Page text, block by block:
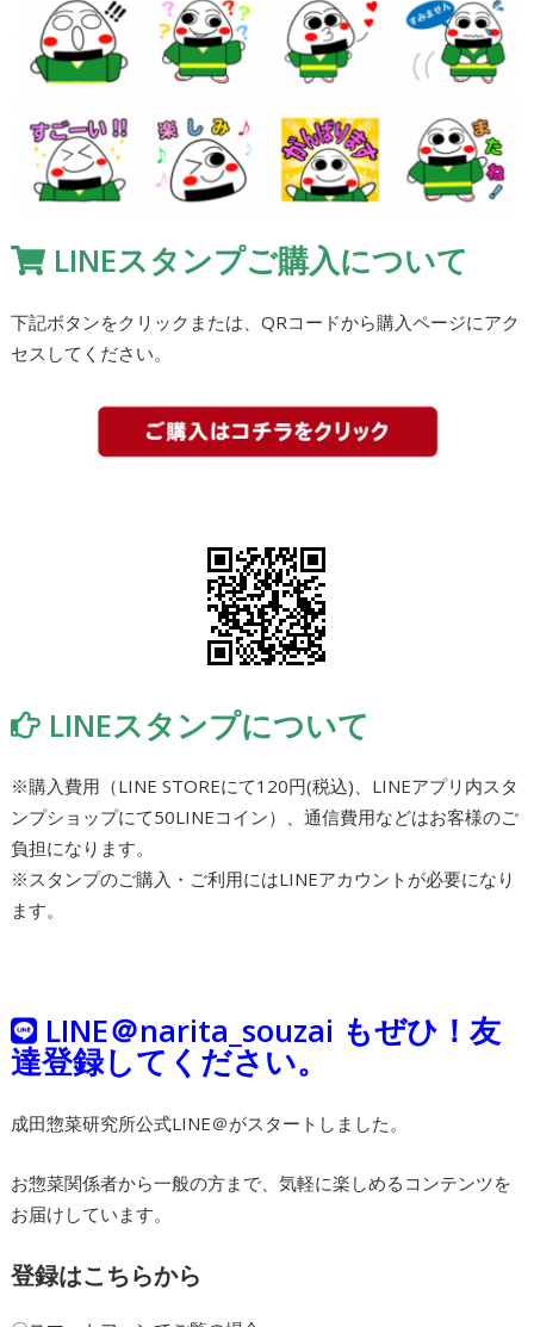
LINEスタンプご購入について
下記ボタンをクリックまたは、QRコードから購入ページにアク
セスしてください。
LINEスタンプについて
※購入費用（LINE STOREにて120円(税込)、LINEアプリ内スタ
ンプショップにて50LINEコイン）、通信費用などはお客様のご
負担になります。
※スタンプのご購入・ご利用にはLINEアカウントが必要になり
ます。
LINE＠narita_souzai もぜひ！友
達登録してください。
成田惣菜研究所公式LINE＠がスタートしました。
お惣菜関係者から一般の方まで、気軽に楽しめるコンテンツを
お届けしています。
登録はこちらから